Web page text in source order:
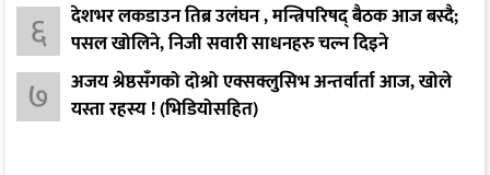
६
देशभर लकडाउन तिब्र उलंघन , मन्त्रिपरिषद् बैठक आज बस्दै;
पसल खोलिने, निजी सवारी साधनहरु चल्न दिइने
७
अजय श्रेष्ठसँगको दोश्रो एक्सक्लुसिभ अन्तर्वार्ता आज, खोले
यस्ता रहस्य ! (भिडियोसहित)